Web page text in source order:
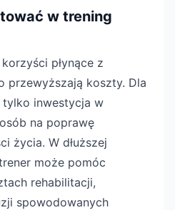
w trening
płynące z
przewyższają koszty. Dla
inwestycja w
na poprawę
życia. W dłuższej
może pomóc
rehabilitacji,
spowodowanych